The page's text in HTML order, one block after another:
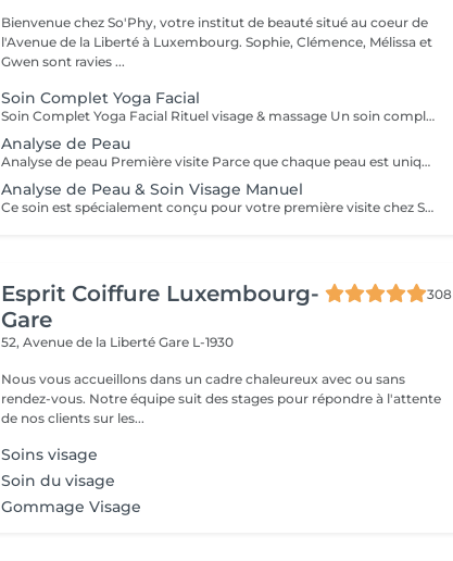
Bienvenue chez So'Phy, votre institut de beauté situé au coeur de
l'Avenue de la Liberté à Luxembourg. Sophie, Clémence, Mélissa et
Gwen sont ravies ...
Soin Complet Yoga Facial
Soin Complet Yoga Facial Rituel visage & massage Un soin complet qui associe les étapes essentielles d'un soin du visage à la puissance du Massage Yoga Facial. Après un nettoyage en profondeur, une exfoliation et un travail ciblé de la peau, le massage vient stimuler les muscles, relancer les circulations et relâcher les tensions du visage. Ce rituel se poursuit par l'application de soins adaptés afin d'hydrater, rééquilibrer et révéler l'éclat naturel de votre peau. Le visage paraît plus lisse, plus lumineux et naturellement redessiné. Un soin idéal pour celles et ceux qui souhaitent allier efficacité, relaxation et résultats visibles. Comme chaque soin chez So'Phy, le protocole est adapté en fonction des besoins de votre peau.
Analyse de Peau
Analyse de peau Première visite Parce que chaque peau est unique, toute première visite commence par une analyse approfondie. Ce diagnostic permet de comprendre l'état de votre peau, ses besoins réels et les déséquilibres éventuels, afin d'adapter votre soin de manière précise et personnalisée. À l'aide d'un appareil de diagnostic et de l'expertise de votre Skin Coach, nous prenons le temps d'observer, d'échanger et de vous guider vers les solutions les plus adaptées. Ce premier rendez-vous est une étape essentielle pour vous offrir des soins réellement efficaces et des résultats durables.
Analyse de Peau & Soin Visage Manuel
Ce soin est spécialement conçu pour votre première visite chez So’Phy. Il débute par une analyse approfondie de votre peau afin de comprendre ses besoins réels et d’identifier les déséquilibres éventuels. Le soin du visage est ensuite entièrement personnalisé et réalisé exclusivement avec des techniques manuelles, adaptées à votre peau et aux résultats souhaités. Chaque étape est pensée pour rééquilibrer la peau, relancer les fonctions naturelles et offrir un moment de détente profonde. Ce premier rendez-vous vous permet de bénéficier d’un soin ciblé, de conseils personnalisés et d’une prise en charge complète.
Esprit Coiffure Luxembourg-
Gare
308
52, Avenue de la LibertéGare L-1930
Nous vous accueillons dans un cadre chaleureux avec ou sans
rendez-vous. Notre équipe suit des stages pour répondre à l'attente
de nos clients sur les...
Soins visage
Soin du visage
Gommage Visage